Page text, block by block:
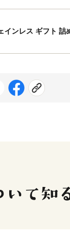
ンレス ギフト